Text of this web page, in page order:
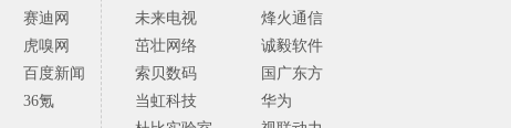
赛迪网
虎嗅网
百度新闻
36氪
未来电视
烽火通信
茁壮网络
诚毅软件
索贝数码
国广东方
当虹科技
华为